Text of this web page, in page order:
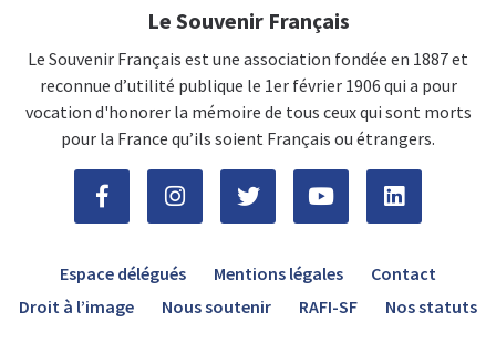
Le Souvenir Français
Le Souvenir Français est une association fondée en 1887 et
reconnue d’utilité publique le 1er février 1906 qui a pour
vocation d'honorer la mémoire de tous ceux qui sont morts
pour la France qu’ils soient Français ou étrangers.
Espace délégués Mentions légales
Contact
Droit à l’image
Nous soutenir RAFI-SF Nos statuts